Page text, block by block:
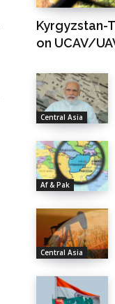
Kyrgyzstan-
on UCAV/
Central Asia
Af & Pak
Central Asia